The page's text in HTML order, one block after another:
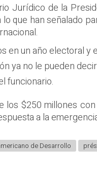
Jurídico de la
que han señalado
en un año electoral
ya no le pueden
funcionario.
los $250 millones
a la
de Desarrollo